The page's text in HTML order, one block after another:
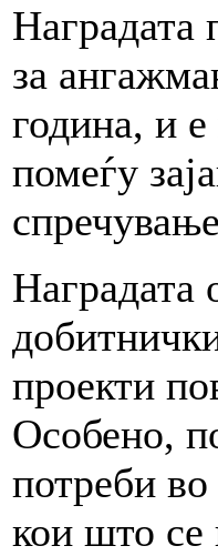
Наградата
за
година, и
помеѓу
Наградата
проекти
Особено,
потреби
кои што се